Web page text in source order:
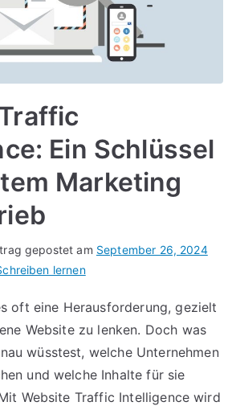
Ein Schlüssel
Marketing
gepostet am September 26, 2024
lernen
oft eine Herausforderung, gezielt
Website zu lenken. Doch was
wüsstest, welche Unternehmen
und welche Inhalte für sie
Website Traffic Intelligence wird